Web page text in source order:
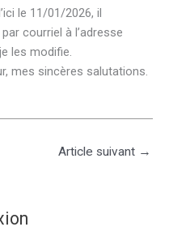
le 11/01/2026, il
courriel à l’adresse
les modifie.
mes sincères salutations.
Article suivant →